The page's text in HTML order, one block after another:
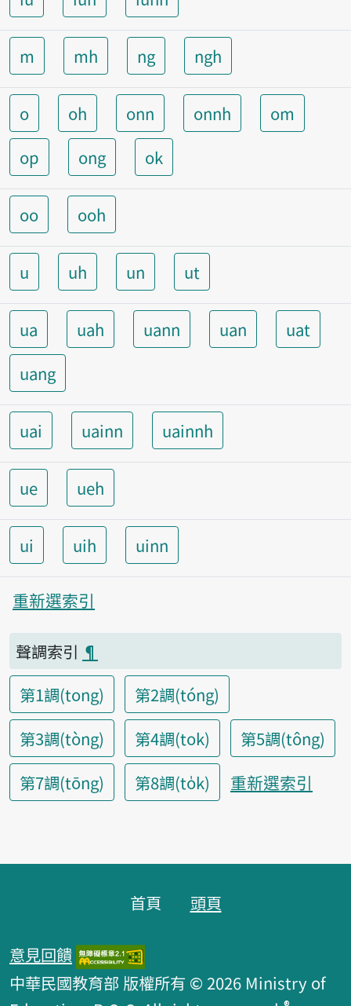
m mh ng ngh
o oh onn onnh
om
op
ong ok
oo ooh
u uh un ut
ua uah uann uan
uat
uang
uai uainn uainnh
ue ueh
ui uih uinn
重新選索引
聲調索引 ¶
第1調(tong)
第2調(tóng)
第3調(tòng)
第4調(tok)
第5調(tông)
第7調(tōng)
第8調(to̍k) 重新選索引
首頁 頭頁
意見回饋
中華民國教育部 版權所有 © 2026 Ministry of